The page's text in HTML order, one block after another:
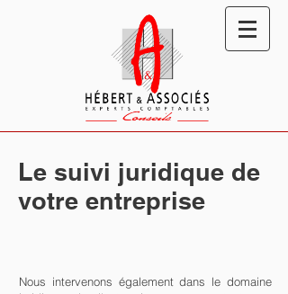
Le suivi juridique de
votre entreprise
Nous intervenons également dans le domaine